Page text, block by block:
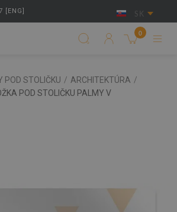
[ENG] SK
0
POD STOLIČKU / ARCHITEKTÚRA /
POD STOLIČKU PALMY V